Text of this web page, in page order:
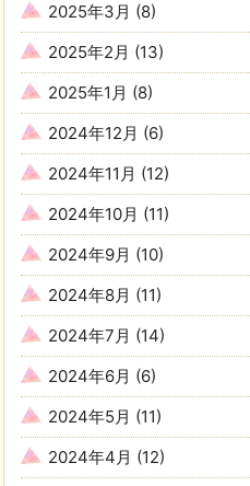
2025年3月 (8)
2025年2月 (13)
2025年1月 (8)
2024年12月 (6)
2024年11月 (12)
2024年10月 (11)
2024年9月 (10)
2024年8月 (11)
2024年7月 (14)
2024年6月 (6)
2024年5月 (11)
2024年4月 (12)